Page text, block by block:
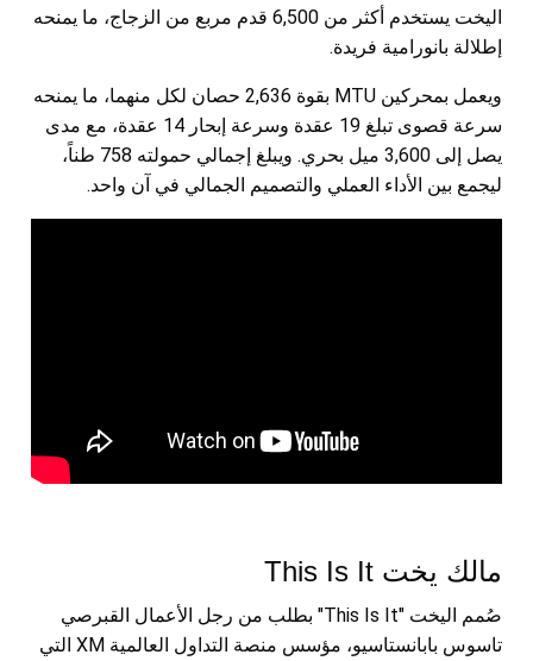
اليخت يستخدم أكثر من 6,500 قدم مربع من الزجاج، ما يمنحه
إطلالة بانورامية فريدة.
ويعمل بمحركين MTU بقوة 2,636 حصان لكل منهما، ما يمنحه
سرعة قصوى تبلغ 19 عقدة وسرعة إبحار 14 عقدة، مع مدى
يصل إلى 3,600 ميل بحري. ويبلغ إجمالي حمولته 758 طناً،
ليجمع بين الأداء العملي والتصميم الجمالي في آن واحد.
مالك يخت This Is It
صُمم اليخت "This Is It" بطلب من رجل الأعمال القبرصي
تاسوس بابانستاسيو، مؤسس منصة التداول العالمية XM التي